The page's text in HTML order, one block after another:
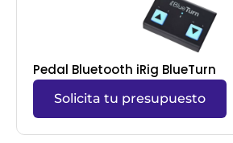
Pedal Bluetooth iRig BlueTurn
Solicita tu presupuesto